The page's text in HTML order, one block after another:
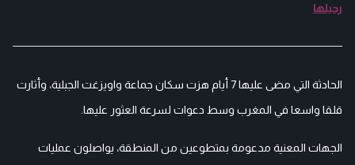
رحيلها
الحادثة التي مضى عليها 7 أيام هزت سكان جماعة واويزغت الجبلية، وأثارت
قلقا واسعا في المغرب وسط دعوات لسرعة العثور عليها.
الجهات المعنية مدعومة بمتطوعين من المنطقة، يواصلون عمليات